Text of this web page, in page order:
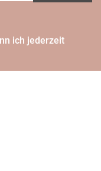
ich jederzeit